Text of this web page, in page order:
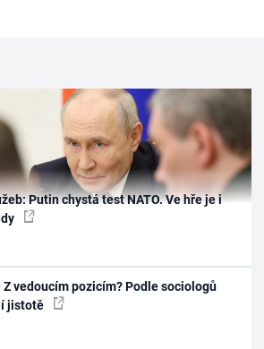
Putin chystá test NATO. Ve hře je i
Z vedoucím pozicím? Podle sociologů
jistotě